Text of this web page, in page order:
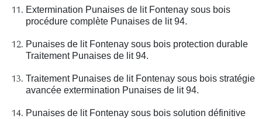
Extermination Punaises de lit Fontenay sous bois
procédure complète Punaises de lit 94.
Punaises de lit Fontenay sous bois protection durable
Traitement Punaises de lit 94.
Traitement Punaises de lit Fontenay sous bois stratégie
avancée extermination Punaises de lit 94.
Punaises de lit Fontenay sous bois solution définitive